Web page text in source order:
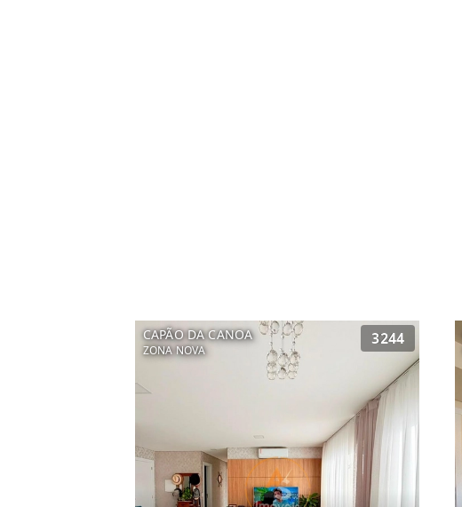
CAPÃO DA CANOA
ZONA NOVA
3244